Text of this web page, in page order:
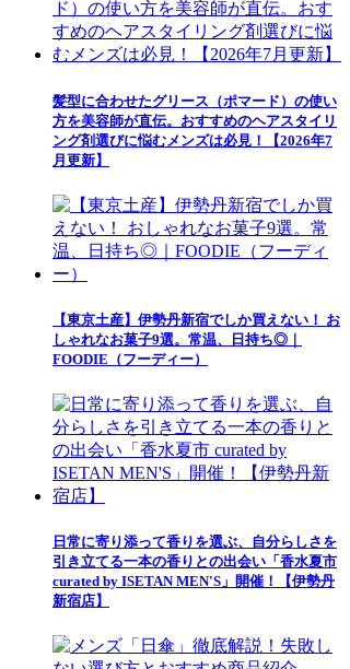
髪型に合わせたグリース（ポマード）の使い
方を美容師が直伝。おすすめのヘアスタイリ
ング剤選びに悩むメンズは必見！【2026年7
月更新】
【東京土産】伊勢丹新宿でしか買えない！ お
しゃれなお菓子9選。常温、日持ち◎｜
FOODIE（フーディー）
日常に寄り添って香りを選ぶ、自分らしさを
引き立てる一本の香りとの出会い「香水夏市
curated by ISETAN MEN'S」開催！【伊勢丹
新宿店】